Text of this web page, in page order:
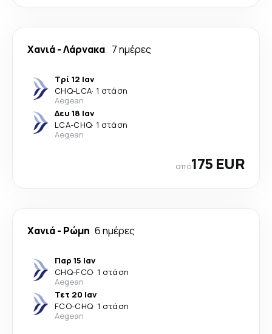
Χανιά-Λάρνακα 7 ημέρες
Τρί 12 Ιαν
CHQ-LCA· 1 στάση
Aegean
Δευ 18 Ιαν
LCA-CHQ· 1 στάση
Aegean
από175 EUR
Χανιά- Ρώμη 6 ημέρες
Παρ 15 Ιαν
CHQ-FCO· 1 στάση
Aegean
Τετ 20 Ιαν
FCO-CHQ· 1 στάση
Aegean